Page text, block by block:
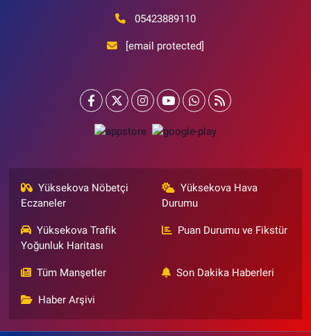
05423889110
[email protected]
Yüksekova Nöbetçi
Eczaneler
Yüksekova Hava
Durumu
Yüksekova Trafik
Yoğunluk Haritası
Puan Durumu ve Fikstür
Tüm Manşetler Son Dakika Haberleri
Haber Arşivi